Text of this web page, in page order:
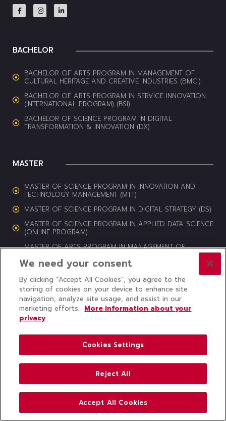
BACHELOR
BACHELOR OF ARTS PROGRAM IN MANAGEMENT OF
CULTURAL HERITAGE AND CREATIVE INDUSTRIES (BMCI)
BACHELOR OF ARTS PROGRAM IN SERVICE INNOVATION
(INTERNATIONAL PROGRAM) (BSI)
BACHELOR OF SCIENCE PROGRAM IN DIGITAL
TRANSFORMATION & INNOVATION (DX)
MASTER
MASTER OF SCIENCE PROGRAM IN INNOVATION AND
TECHNOLOGY MANAGEMENT (MTT)
MASTER OF SCIENCE PROGRAM IN DIGITAL STRATEGY (DS)
MASTER OF SCIENCE PROGRAM IN APPLIED DATA SCIENCE
(ONLINE PROGRAM)
MASTER OF ARTS PROGRAM IN MANAGEMENT OF
© 2024 COLLEGE OF INNOVATION, THAMMASAT UNIVERSITY ALL
RIGHTS RESERVED
Subscribe to CITU News
ABOUT US COLLEGE NEWS CONTACT US
We need your consent
By clicking “Accept All Cookies”, you agree to the
storing of cookies on your device to enhance site
navigation, analyze site usage, and assist in our
marketing efforts. More information about your
privacy
Cookies Settings
Reject All
Accept All Cookies